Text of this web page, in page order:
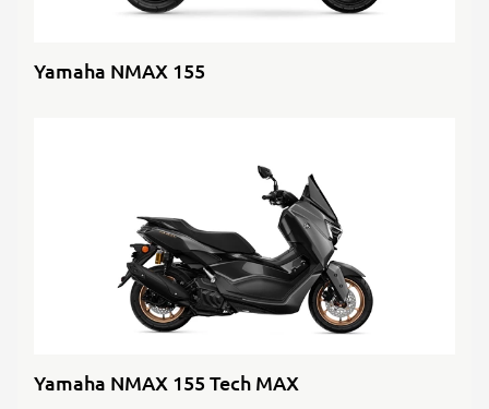
Yamaha NMAX 155
Yamaha NMAX 155 Tech MAX